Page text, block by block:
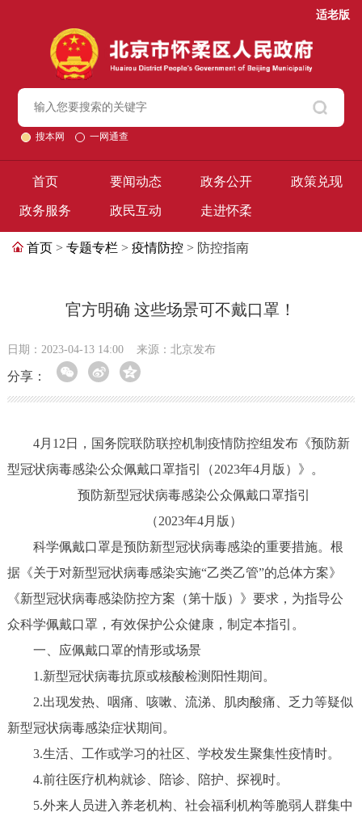
适老版
搜本网 一网通查
首页 要闻动态 政务公开 政策兑现
政务服务 政民互动 走进怀柔
首页 > 专题专栏 > 疫情防控 > 防控指南
官方明确 这些场景可不戴口罩！
日期：2023-04-13 14:00 来源：北京发布
分享：
4月12日，国务院联防联控机制疫情防控组发布《预防新
型冠状病毒感染公众佩戴口罩指引（2023年4月版）》。
预防新型冠状病毒感染公众佩戴口罩指引
（2023年4月版）
科学佩戴口罩是预防新型冠状病毒感染的重要措施。根
据《关于对新型冠状病毒感染实施“乙类乙管”的总体方案》
《新型冠状病毒感染防控方案（第十版）》要求，为指导公
众科学佩戴口罩，有效保护公众健康，制定本指引。
一、应佩戴口罩的情形或场景
1.新型冠状病毒抗原或核酸检测阳性期间。
2.出现发热、咽痛、咳嗽、流涕、肌肉酸痛、乏力等疑似
新型冠状病毒感染症状期间。
3.生活、工作或学习的社区、学校发生聚集性疫情时。
4.前往医疗机构就诊、陪诊、陪护、探视时。
5.外来人员进入养老机构、社会福利机构等脆弱人群集中